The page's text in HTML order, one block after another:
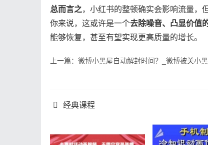
​总而言之​，小红书的整顿确实会影响流量，
你来说，这或许是一个​去除噪音、凸显价值
能够恢复，甚至有望实现更高质量的增长。
上一篇：微博小黑屋自动解封时间？_微博被关小
经典课程